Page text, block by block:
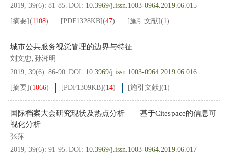
2019, 39(6): 81-85. DOI: 10.3969/j.issn.1003-0964.2019.06.015
[摘要](1108) [PDF1328KB](47) [施引文献](1)
城市公共服务视觉管理的边界与特征
刘文忠, 孙湘明
2019, 39(6): 86-90. DOI: 10.3969/j.issn.1003-0964.2019.06.016
[摘要](1066) [PDF1309KB](14) [施引文献](1)
国际档案大会研究现状及热点分析——基于Citespace的信息可
视化分析
张萍
2019, 39(6): 91-95. DOI: 10.3969/j.issn.1003-0964.2019.06.017